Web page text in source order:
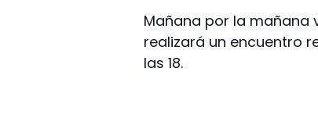
Mañana por la mañana
realizará un encuentro
las 18.